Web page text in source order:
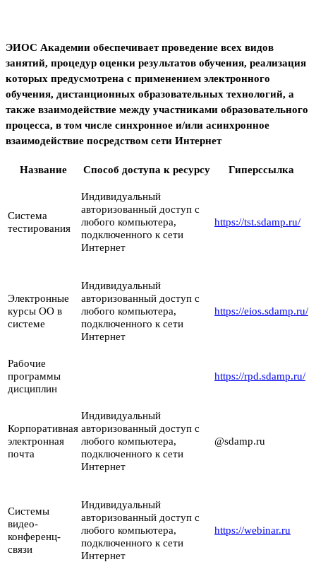
ЭИОС Академии обеспечивает проведение всех видов
занятий, процедур оценки результатов обучения, реализация
которых предусмотрена с применением электронного
обучения, дистанционных образовательных технологий, а
также взаимодействие между участниками образовательного
процесса, в том числе синхронное и/или асинхронное
взаимодействие посредством сети Интернет
Название Способ доступа к ресурсу Гиперссылка
Система
тестирования
Индивидуальный
авторизованный доступ с
любого компьютера,
подключенного к сети
Интернет
https://tst.sdamp.ru/
Электронные
курсы ОО в
системе
Индивидуальный
авторизованный доступ с
любого компьютера,
подключенного к сети
Интернет
https://eios.sdamp.ru/
Рабочие
программы
дисциплин
https://rpd.sdamp.ru/
Корпоративная
электронная
почта
Индивидуальный
авторизованный доступ с
любого компьютера,
подключенного к сети
Интернет
@sdamp.ru
Системы
видео-
конференц-
связи
Индивидуальный
авторизованный доступ с
любого компьютера,
подключенного к сети
Интернет
https://webinar.ru